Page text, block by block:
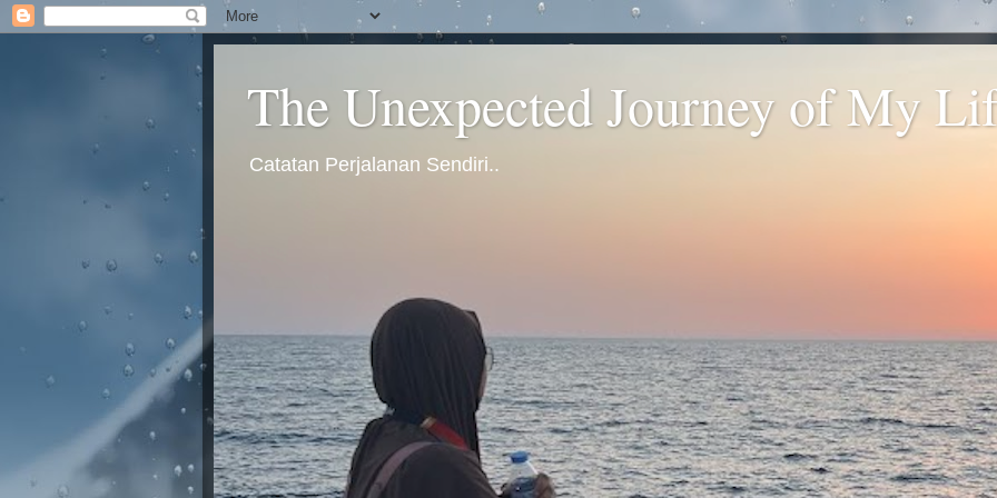
The Unexpected Journey of My
Catatan Perjalanan Sendiri..